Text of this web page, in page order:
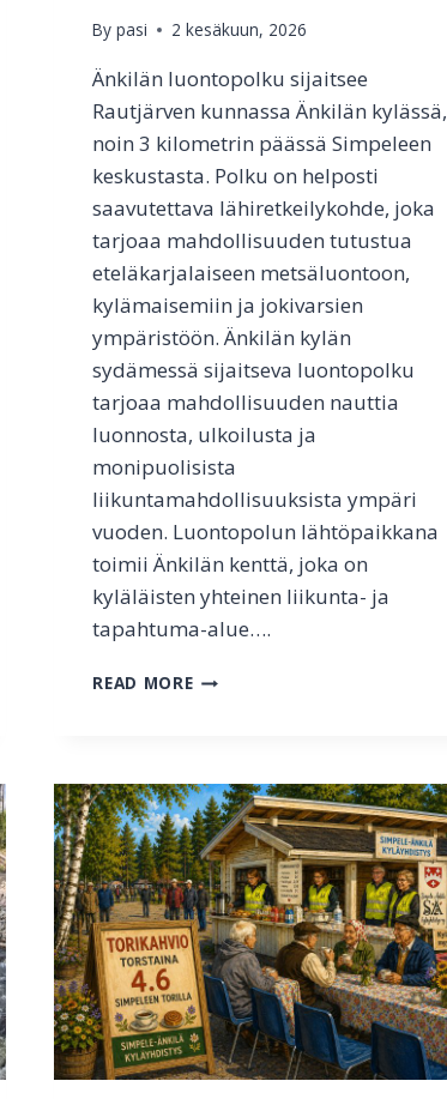
By pasi 2 kesäkuun, 2026
Änkilän luontopolku sijaitsee
Rautjärven kunnassa Änkilän kylässä,
noin 3 kilometrin päässä Simpeleen
keskustasta. Polku on helposti
saavutettava lähiretkeilykohde, joka
tarjoaa mahdollisuuden tutustua
eteläkarjalaiseen metsäluontoon,
kylämaisemiin ja jokivarsien
ympäristöön. Änkilän kylän
sydämessä sijaitseva luontopolku
tarjoaa mahdollisuuden nauttia
luonnosta, ulkoilusta ja
monipuolisista
liikuntamahdollisuuksista ympäri
vuoden. Luontopolun lähtöpaikkana
toimii Änkilän kenttä, joka on
kyläläisten yhteinen liikunta- ja
tapahtuma-alue….
READ MOREÄ
Ä
N
L
U
O
N
T
O
P
O
L
K